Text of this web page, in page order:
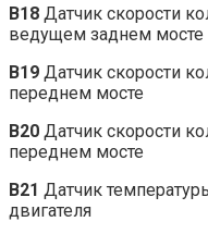
B18 Датчик скорости
ведущем заднем мосте
B19 Датчик скорости
переднем мосте
B20 Датчик скорости
переднем мосте
B21 Датчик
двигателя